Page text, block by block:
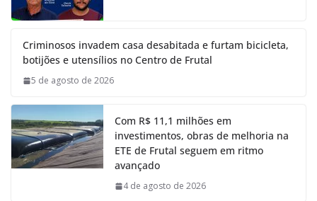
Criminosos invadem casa desabitada e furtam bicicleta,
botijões e utensílios no Centro de Frutal
5 de agosto de 2026
Com R$ 11,1 milhões em
investimentos, obras de melhoria na
ETE de Frutal seguem em ritmo
avançado
4 de agosto de 2026